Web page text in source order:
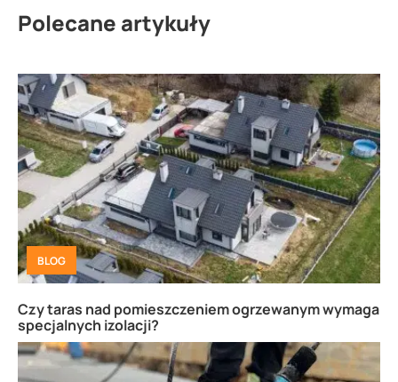
Polecane artykuły
BLOG
Czy taras nad pomieszczeniem ogrzewanym wymaga
specjalnych izolacji?